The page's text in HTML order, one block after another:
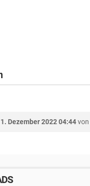
1. Dezember 2022 04:44von